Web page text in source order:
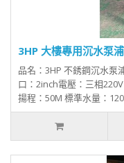
3HP 大樓專用沉水泵浦
品名：3HP 不銹鋼沉水泵
口：2inch電壓：三相
揚程：50M 標準水量：